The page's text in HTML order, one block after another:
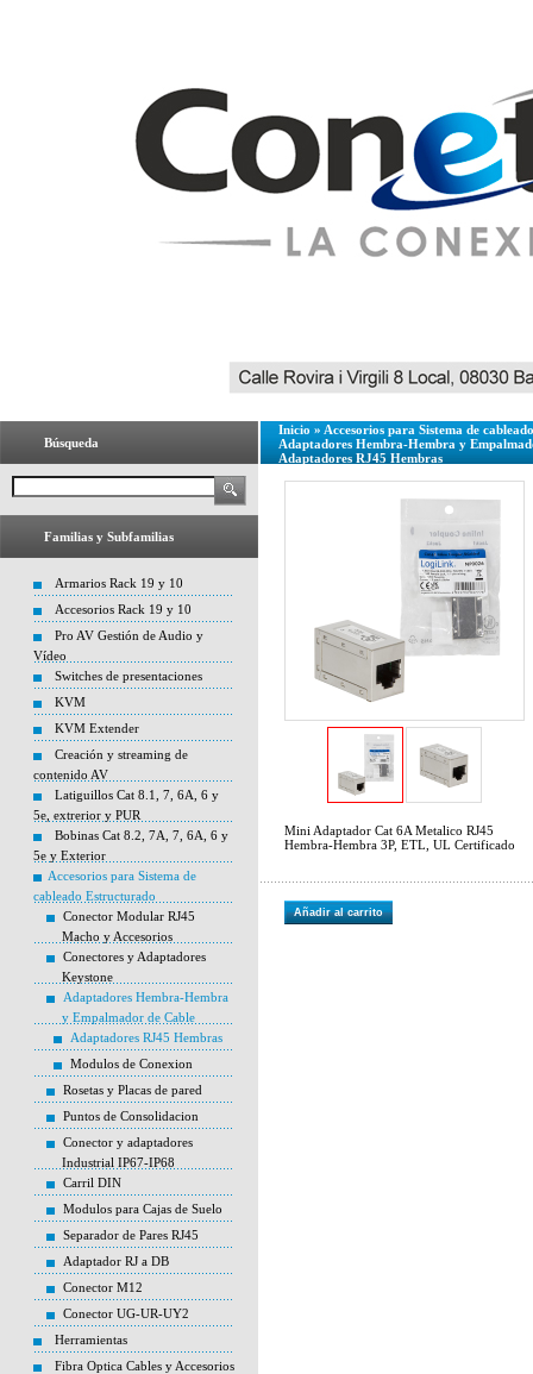
Búsqueda
Familias y Subfamilias
Armarios Rack 19 y 10
Accesorios Rack 19 y 10
Pro AV Gestión de Audio y
Vídeo
Switches de presentaciones
KVM
KVM Extender
Creación y streaming de
contenido AV
Latiguillos Cat 8.1, 7, 6A, 6 y
5e, extrerior y PUR
Bobinas Cat 8.2, 7A, 7, 6A, 6 y
5e y Exterior
Accesorios para Sistema de
cableado Estructurado
Conector Modular RJ45
Macho y Accesorios
Conectores y Adaptadores
Keystone
Adaptadores Hembra-Hembra
y Empalmador de Cable
Adaptadores RJ45 Hembras
Modulos de Conexion
Rosetas y Placas de pared
Puntos de Consolidacion
Conector y adaptadores
Industrial IP67-IP68
Carril DIN
Modulos para Cajas de Suelo
Separador de Pares RJ45
Adaptador RJ a DB
Conector M12
Conector UG-UR-UY2
Herramientas
Fibra Optica Cables y Accesorios
Inicio » Accesorios para Sistema de
Adaptadores Hembra-Hembra y
Adaptadores RJ45 Hembras
Mini Adaptador Cat 6A Metalico RJ45
Hembra-Hembra 3P, ETL, UL Certificado
Añadir al carrito